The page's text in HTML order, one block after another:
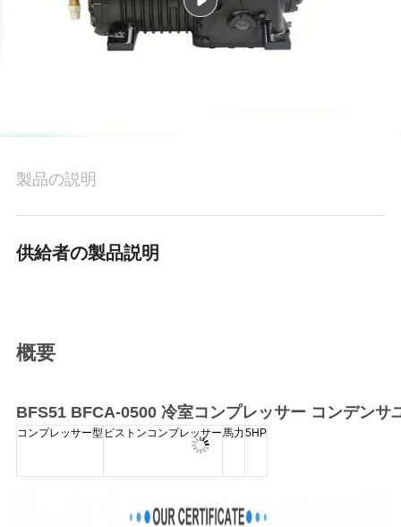
私
連
絡
し
な
製品の説明
供給者の製品説明
概要
BFS51 BFCA-0500 冷室コンプレッサー コンデンサ
コンプレッサー型 ピストンコンプレッサー馬力5HP